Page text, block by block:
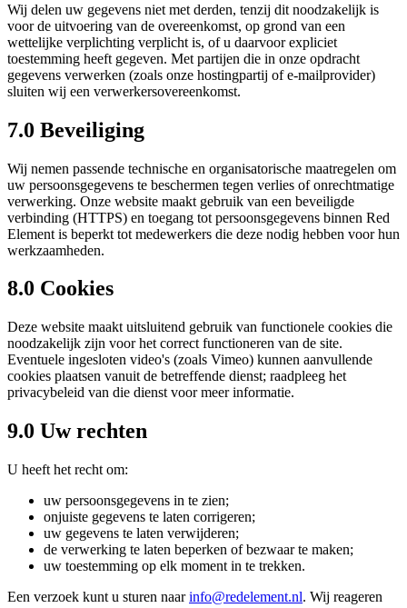
Wij delen uw gegevens niet met derden, tenzij dit noodzakelijk is
voor de uitvoering van de overeenkomst, op grond van een
wettelijke verplichting verplicht is, of u daarvoor expliciet
toestemming heeft gegeven. Met partijen die in onze opdracht
gegevens verwerken (zoals onze hostingpartij of e-mailprovider)
sluiten wij een verwerkersovereenkomst.
7.0 Beveiliging
Wij nemen passende technische en organisatorische maatregelen om
uw persoonsgegevens te beschermen tegen verlies of onrechtmatige
verwerking. Onze website maakt gebruik van een beveiligde
verbinding (HTTPS) en toegang tot persoonsgegevens binnen Red
Element is beperkt tot medewerkers die deze nodig hebben voor hun
werkzaamheden.
8.0 Cookies
Deze website maakt uitsluitend gebruik van functionele cookies die
noodzakelijk zijn voor het correct functioneren van de site.
Eventuele ingesloten video's (zoals Vimeo) kunnen aanvullende
cookies plaatsen vanuit de betreffende dienst; raadpleeg het
privacybeleid van die dienst voor meer informatie.
9.0 Uw rechten
U heeft het recht om:
uw persoonsgegevens in te zien;
onjuiste gegevens te laten corrigeren;
uw gegevens te laten verwijderen;
de verwerking te laten beperken of bezwaar te maken;
uw toestemming op elk moment in te trekken.
Een verzoek kunt u sturen naar info@redelement.nl. Wij reageren